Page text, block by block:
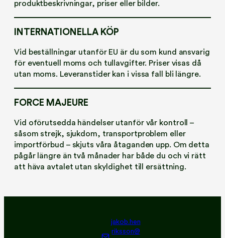
produktbeskrivningar, priser eller bilder.
INTERNATIONELLA KÖP
Vid beställningar utanför EU är du som kund ansvarig
för eventuell moms och tullavgifter. Priser visas då
utan moms. Leveranstider kan i vissa fall bli längre.
FORCE MAJEURE
Vid oförutsedda händelser utanför vår kontroll –
såsom strejk, sjukdom, transportproblem eller
importförbud – skjuts våra åtaganden upp. Om detta
pågår längre än två månader har både du och vi rätt
att häva avtalet utan skyldighet till ersättning.
jakob.hen
riksson@